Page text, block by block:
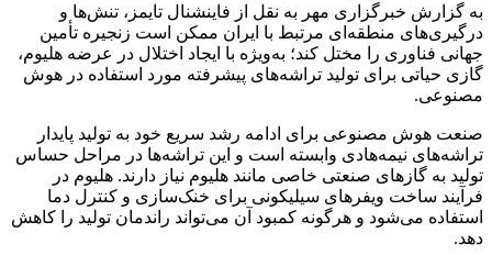
به گزارش خبرگزاری مهر به نقل از فاینشنال تایمز، تنش‌ها و
درگیری‌های منطقه‌ای مرتبط با ایران ممکن است زنجیره تأمین
جهانی فناوری را مختل کند؛ به‌ویژه با ایجاد اختلال در عرضه هلیوم،
گازی حیاتی برای تولید تراشه‌های پیشرفته مورد استفاده در هوش
مصنوعی.
صنعت هوش مصنوعی برای ادامه رشد سریع خود به تولید پایدار
تراشه‌های نیمه‌هادی وابسته است و این تراشه‌ها در مراحل حساس
تولید به گازهای صنعتی خاصی مانند هلیوم نیاز دارند. هلیوم در
فرآیند ساخت ویفرهای سیلیکونی برای خنک‌سازی و کنترل دما
استفاده می‌شود و هرگونه کمبود آن می‌تواند راندمان تولید را کاهش
دهد.